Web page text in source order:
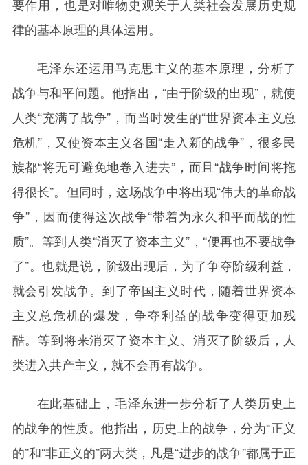
要作用，也是对唯物史观关于人类社会发展历史规
律的基本原理的具体运用。
毛泽东还运用马克思主义的基本原理，分析了
战争与和平问题。他指出，“由于阶级的出现”，就使
人类“充满了战争”，而当时发生的“世界资本主义总
危机”，又使资本主义各国“走入新的战争”，很多民
族都“将无可避免地卷入进去”，而且“战争时间将拖
得很长”。但同时，这场战争中将出现“伟大的革命战
争”，因而使得这次战争“带着为永久和平而战的性
质”。等到人类“消灭了资本主义”，“便再也不要战争
了”。也就是说，阶级出现后，为了争夺阶级利益，
就会引发战争。到了帝国主义时代，随着世界资本
主义总危机的爆发，争夺利益的战争变得更加残
酷。等到将来消灭了资本主义、消灭了阶级后，人
类进入共产主义，就不会再有战争。
在此基础上，毛泽东进一步分析了人类历史上
的战争的性质。他指出，历史上的战争，分为“正义
的”和“非正义的”两大类，凡是“进步的战争”都属于正